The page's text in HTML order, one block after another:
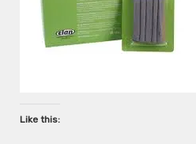
Like this: